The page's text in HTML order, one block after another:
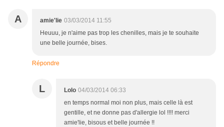
A amie'lie 03/03/2014 11:55
Heuuu, je n'aime pas trop les chenilles, mais je te souhaite
une belle journée, bises.
Répondre
L Lolo 04/03/2014 06:33
en temps normal moi non plus, mais celle là est
gentille, et ne donne pas d'allergie lol !!!! merci
amie'lie, bisous et belle journée !!